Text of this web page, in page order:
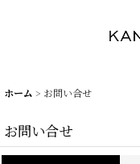
ホーム > お問い合せ
お問い合せ